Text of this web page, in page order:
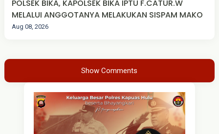
POLSEK BIKA, KAPOLSEK BIKA IPTU F.CATUR.W
MELALUI ANGGOTANYA MELAKUKAN SISPAM MAKO
Aug 08, 2026
Show Comments